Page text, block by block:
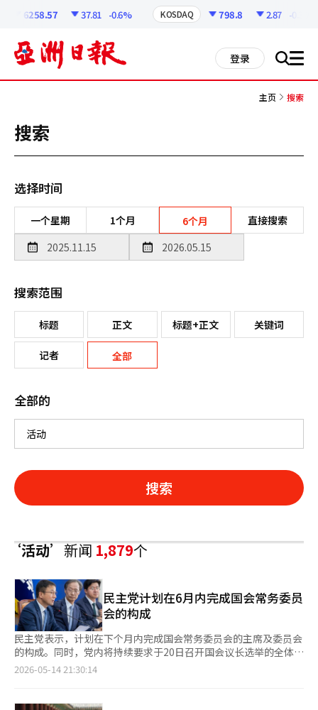
6258.57 37.81 -0.6% KOSDAQ 798.8 2.87 -0.36%
登录 搜 all
主页 搜索
搜索
选择时间
一个星期 1个月 6个月 直接搜索
搜索范围
标题 正文 标题+正文 关键词
记者 全部
全部的
搜索
‘活动’新闻1,879个
民主党计划在6月内完成国会常务委员
会的构成
民主党表示，计划在下个月内完成国会常务委员会的主席及委员会
的构成。同时，党内将持续要求于20日召开国会议长选举的全体会
议。 李周熙院内发言人在14日政策会议结束后与记者见面时表
人指出，具体的构成时间预计将在此次6·3地方选举之后进行，并
2026-05-14 21:30:14